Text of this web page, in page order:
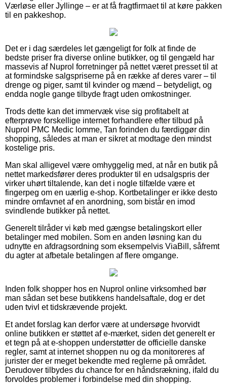
Værløse eller Jyllinge – er at få fragtfirmaet til at køre pakken
til en pakkeshop.
Det er i dag særdeles let gængeligt for folk at finde de
bedste priser fra diverse online butikker, og til gengæld har
massevis af Nuprol forretninger på nettet været presset til at
at formindske salgspriserne på en række af deres varer – til
drenge og piger, samt til kvinder og mænd – betydeligt, og
endda nogle gange tilbyde fragt uden omkostninger.
Trods dette kan det immervæk vise sig profitabelt at
efterprøve forskellige internet forhandlere efter tilbud på
Nuprol PMC Medic lomme, Tan forinden du færdiggør din
shopping, således at man er sikret at modtage den mindst
kostelige pris.
Man skal alligevel være omhyggelig med, at når en butik på
nettet markedsfører deres produkter til en udsalgspris der
virker uhørt tiltalende, kan det i nogle tilfælde være et
fingerpeg om en uærlig e-shop. Kortbetalinger er ikke desto
mindre omfavnet af en anordning, som bistår en imod
svindlende butikker på nettet.
Generelt tilråder vi køb med gængse betalingskort eller
betalinger med mobilen. Som en anden løsning kan du
udnytte en afdragsordning som eksempelvis ViaBill, såfremt
du agter at afbetale betalingen af flere omgange.
Inden folk shopper hos en Nuprol online virksomhed bør
man sådan set bese butikkens handelsaftale, dog er det
uden tvivl et tidskrævende projekt.
Et andet forslag kan derfor være at undersøge hvorvidt
online butikken er støttet af e-mærket, siden det generelt er
et tegn på at e-shoppen understøtter de officielle danske
regler, samt at internet shoppen nu og da monitoreres af
jurister der er meget bekendte med reglerne på området.
Derudover tilbydes du chance for en håndsrækning, ifald du
forvoldes problemer i forbindelse med din shopping.